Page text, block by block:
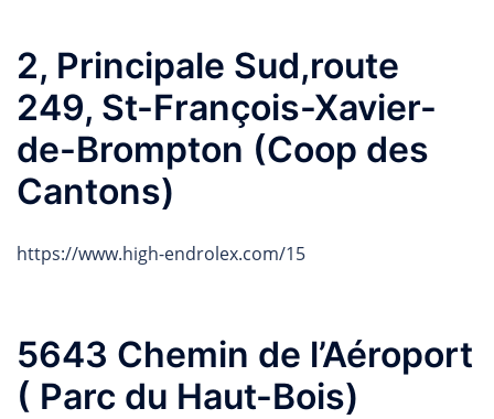
2, Principale Sud,route
249, St-François-Xavier-
de-Brompton (Coop des
Cantons)
https://www.high-endrolex.com/15
5643 Chemin de l’Aéroport
( Parc du Haut-Bois)